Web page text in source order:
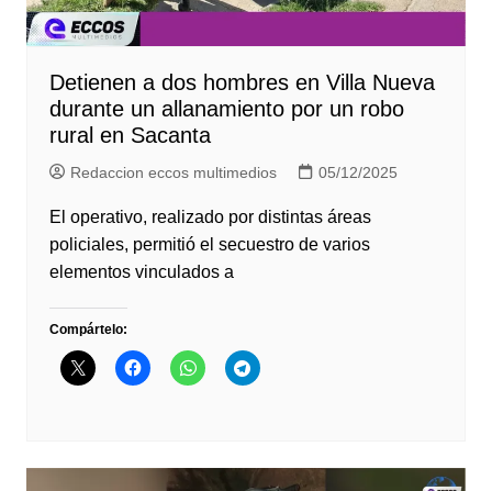
Detienen a dos hombres en Villa Nueva
durante un allanamiento por un robo
rural en Sacanta
Redaccion eccos multimedios 05/12/2025
El operativo, realizado por distintas áreas
policiales, permitió el secuestro de varios
elementos vinculados a
Compártelo: